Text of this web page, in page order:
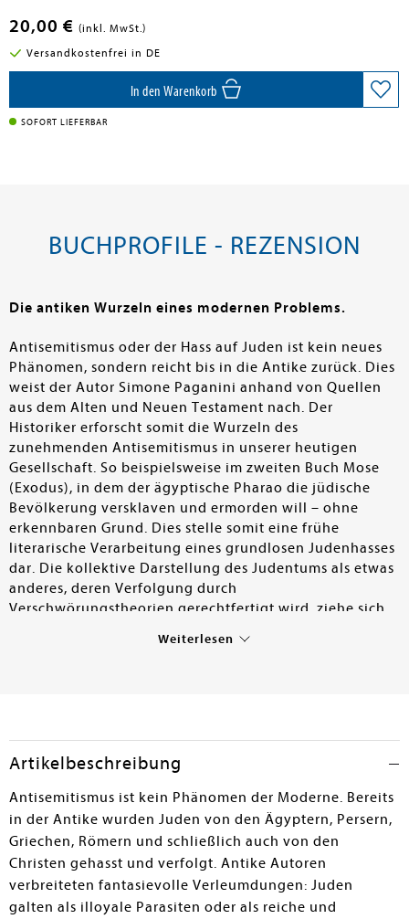
20,00 € (inkl. MwSt.)
Versandkostenfrei in DE
In den Warenkorb
SOFORT LIEFERBAR
BUCHPROFILE - REZENSION
Die antiken Wurzeln eines modernen Problems.
Antisemitismus oder der Hass auf Juden ist kein neues
Phänomen, sondern reicht bis in die Antike zurück. Dies
weist der Autor Simone Paganini anhand von Quellen
aus dem Alten und Neuen Testament nach. Der
Historiker erforscht somit die Wurzeln des
zunehmenden Antisemitismus in unserer heutigen
Gesellschaft. So beispielsweise im zweiten Buch Mose
(Exodus), in dem der ägyptische Pharao die jüdische
Bevölkerung versklaven und ermorden will – ohne
erkennbaren Grund. Dies stelle somit eine frühe
literarische Verarbeitung eines grundlosen Judenhasses
dar. Die kollektive Darstellung des Judentums als etwas
anderes, deren Verfolgung durch
Verschwörungstheorien gerechtfertigt wird, ziehe sich
für biblische Theologie an der RWTH Aachen keine
bedingter Antisemitismus beschrieben worden. Dies sei
aber falsch, da es nicht immer um den Konflikt zwischen
Religionen gegangen sei. Auch wenn es dezidiert nicht
um die moderne Form des Judenhasses in dem Buch
geht, kann diese kurze, auf den Punkt gebrachte
Abhandlung dennoch einen Reflektionsprozess bei
Leser:innen in Gang setzen und ist bei der
Auseinandersetzung mit dem aktuellen Antisemitismus
Weiterlesen
Artikelbeschreibung
Antisemitismus ist kein Phänomen der Moderne. Bereits
in der Antike wurden Juden von den Ägyptern, Persern,
Griechen, Römern und schließlich auch von den
Christen gehasst und verfolgt. Antike Autoren
verbreiteten fantasievolle Verleumdungen: Juden
galten als illoyale Parasiten oder als reiche und